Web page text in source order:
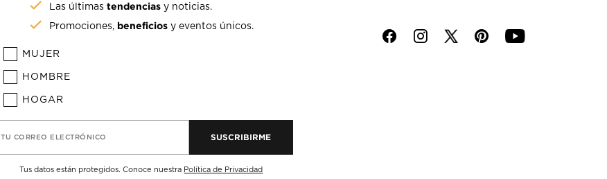
Las últimastendencias y noticias.
Promociones, beneficios y eventos únicos.
MUJER
HOMBRE
HOGAR
TU CORREO ELECTRÓNICO SUSCRIBIRME
Tus datos están protegidos. Conoce nuestra Política de Privacidad
f i p y